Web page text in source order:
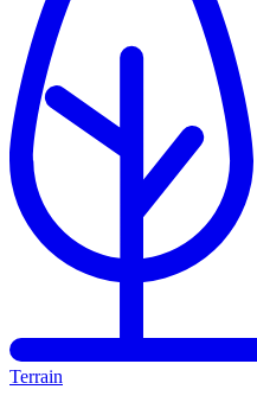
Terrain